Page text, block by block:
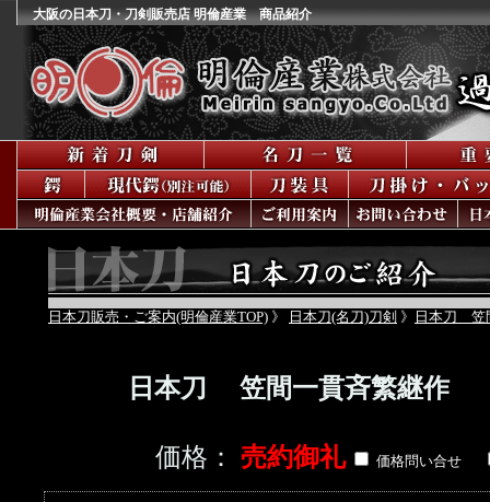
大阪の日本刀・刀剣販売店 明倫産業 商品紹介
日本刀販売・ご案内(明倫産業TOP) 》 日本刀(名刀)刀剣 》 日本刀 笠
日本刀 笠間一貫斉繁継作
価格： 売約御礼 価格問い合せ